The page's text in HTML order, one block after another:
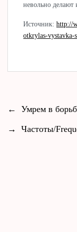
невольно делают
Источник:http://
otkrylas-vystavka-
←
Умрем в
→
Частоты/